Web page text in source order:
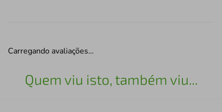
Carregando avaliações…
Quem viu isto, também viu...